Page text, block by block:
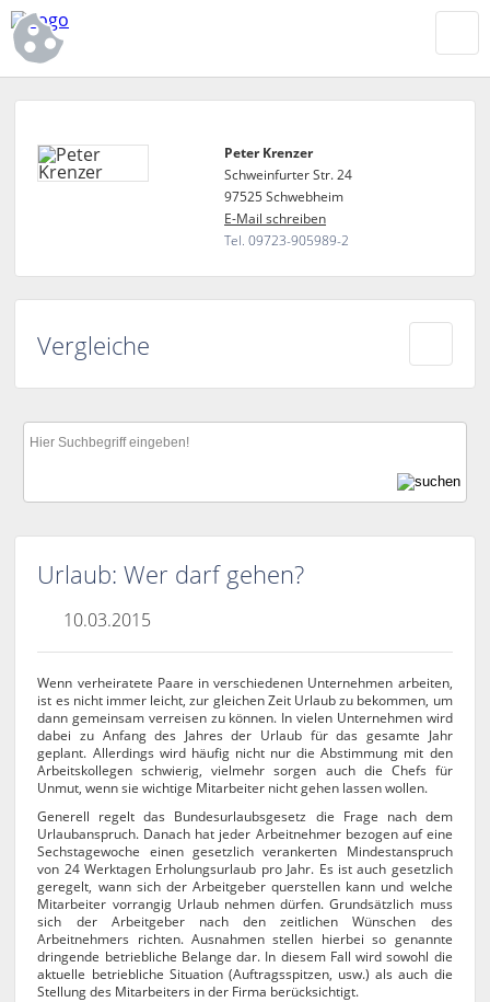
Peter Krenzer
Schweinfurter Str. 24
97525 Schwebheim
E-Mail schreiben
Tel. 09723-905989-2
Vergleiche
Urlaub: Wer darf gehen?
10.03.2015
Wenn verheiratete Paare in verschiedenen Unternehmen arbeiten,
ist es nicht immer leicht, zur gleichen Zeit Urlaub zu bekommen, um
dann gemeinsam verreisen zu können. In vielen Unternehmen wird
dabei zu Anfang des Jahres der Urlaub für das gesamte Jahr
geplant. Allerdings wird häufig nicht nur die Abstimmung mit den
Arbeitskollegen schwierig, vielmehr sorgen auch die Chefs für
Unmut, wenn sie wichtige Mitarbeiter nicht gehen lassen wollen.
Generell regelt das Bundesurlaubsgesetz die Frage nach dem
Urlaubanspruch. Danach hat jeder Arbeitnehmer bezogen auf eine
Sechstagewoche einen gesetzlich verankerten Mindestanspruch
von 24 Werktagen Erholungsurlaub pro Jahr. Es ist auch gesetzlich
geregelt, wann sich der Arbeitgeber querstellen kann und welche
Mitarbeiter vorrangig Urlaub nehmen dürfen. Grundsätzlich muss
sich der Arbeitgeber nach den zeitlichen Wünschen des
Arbeitnehmers richten. Ausnahmen stellen hierbei so genannte
dringende betriebliche Belange dar. In diesem Fall wird sowohl die
aktuelle betriebliche Situation (Auftragsspitzen, usw.) als auch die
Stellung des Mitarbeiters in der Firma berücksichtigt.